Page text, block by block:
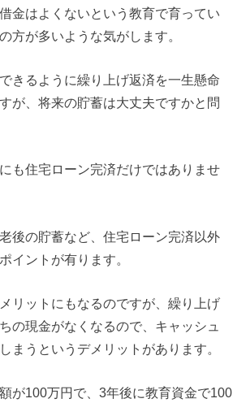
金はよくないという教育で育ってい
方が多いような気がします。
きるように繰り上げ返済を一生懸命
が、将来の貯蓄は大丈夫ですかと問
も住宅ローン完済だけではありませ
後の貯蓄など、住宅ローン完済以外
イントが有ります。
リットにもなるのですが、繰り上げ
の現金がなくなるので、キャッシュ
まうというデメリットがあります。
が100万円で、3年後に教育資金で100